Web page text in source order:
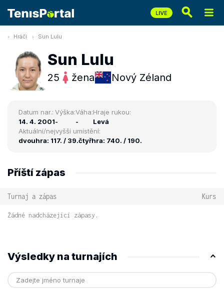
Hráči Sun Lulu
Sun Lulu
25 žena Nový Zéland
Datum nar.:
14. 4. 2001
Výška:
-
Váha:
-
Hraje rukou:
Levá
Aktuální/nejvyšší umístění:
dvouhra: 117. / 39.čtyřhra: 740. / 190.
Příští zápas
Turnaj a zápas Kurs
Žádné nadcházející zápasy.
Výsledky na turnajích